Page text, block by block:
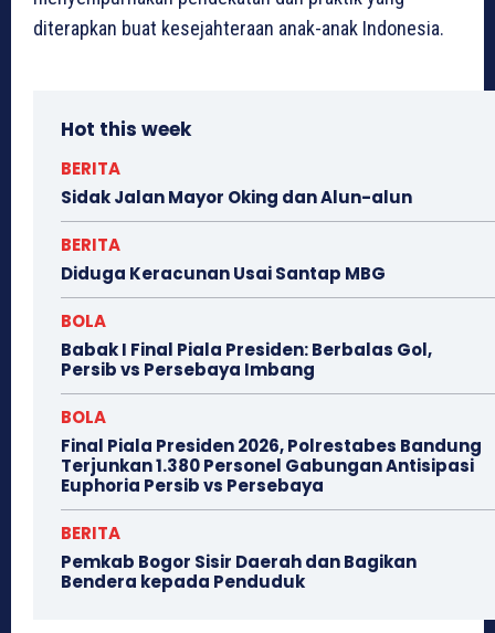
diterapkan buat kesejahteraan anak-anak Indonesia.
Hot this week
BERITA
Sidak Jalan Mayor Oking dan Alun-alun
BERITA
Diduga Keracunan Usai Santap MBG
BOLA
Babak I Final Piala Presiden: Berbalas Gol,
Persib vs Persebaya Imbang
BOLA
Final Piala Presiden 2026, Polrestabes Bandung
Terjunkan 1.380 Personel Gabungan Antisipasi
Euphoria Persib vs Persebaya
BERITA
Pemkab Bogor Sisir Daerah dan Bagikan
Bendera kepada Penduduk